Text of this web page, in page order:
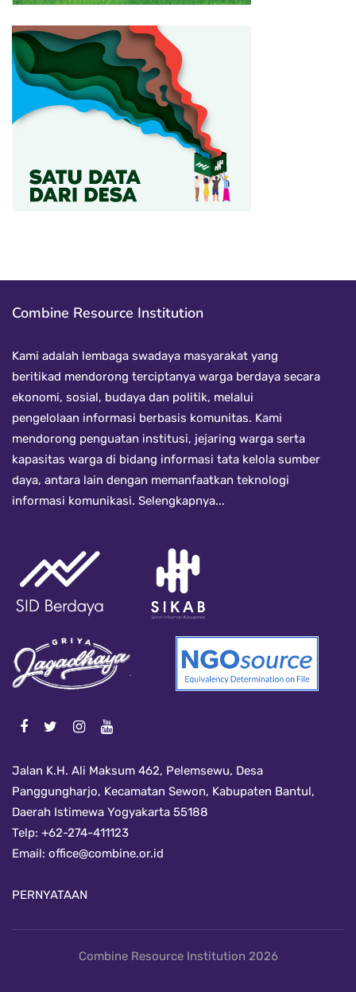
Combine Resource Institution
Kami adalah lembaga swadaya masyarakat yang
beritikad mendorong terciptanya warga berdaya secara
ekonomi, sosial, budaya dan politik, melalui
pengelolaan informasi berbasis komunitas. Kami
mendorong penguatan institusi, jejaring warga serta
kapasitas warga di bidang informasi tata kelola sumber
daya, antara lain dengan memanfaatkan teknologi
informasi komunikasi. Selengkapnya...
Jalan K.H. Ali Maksum 462, Pelemsewu, Desa
Panggungharjo, Kecamatan Sewon, Kabupaten Bantul,
Daerah Istimewa Yogyakarta 55188
Telp: +62-274-411123
Email: office@combine.or.id
PERNYATAAN
Combine Resource Institution 2026